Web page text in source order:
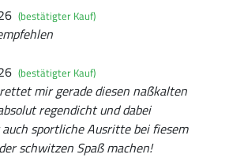
(bestätigter Kauf)
(bestätigter Kauf)
mir gerade diesen naßkalten
regendicht und dabei
sportliche Ausritte bei fiesem
schwitzen Spaß machen!